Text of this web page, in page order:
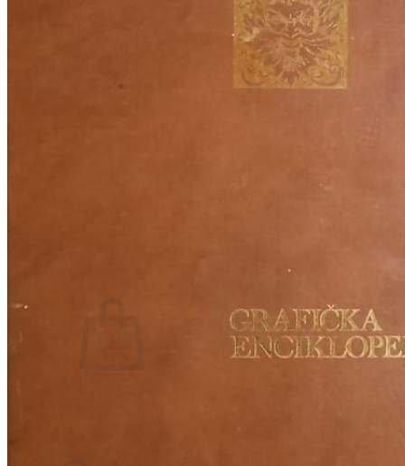
RJEČNICI, GRAMATIKE, PRAVOPISI…
TEHNIČKE ZNANOSTI